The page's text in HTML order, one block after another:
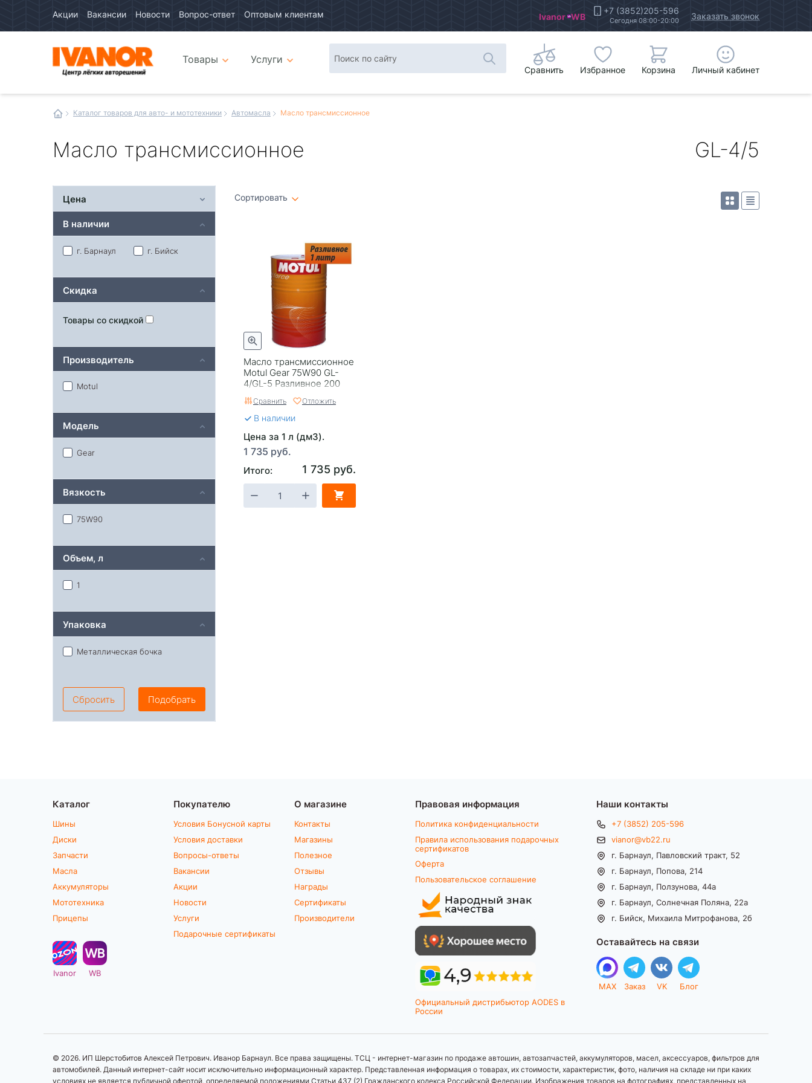
Акции Вакансии Новости Вопрос-ответ Оптовым клиентам Ivanor WB +7 (3852)205-596
Сегодня 08:00-20:00 Заказать звонок
интернетТовары
Услуги
Сравнить Избранное Корзина Личный кабинет
Каталог товаров для авто- и мототехники Автомасла Масло трансмиссионное
Масло трансмиссионное GL-4/5
Сортировать
Масло трансмиссионное
Motul Gear 75W90 GL-
4/GL-5 Разливное 200
Сравнить Отложить
В наличии
Цена за 1 л (дм3).
1 735 руб.
Итого: 1 735 руб.
Цена
В наличии
г. Барнаул г. Бийск
Скидка
Товары со скидкой
Производитель
Motul
Модель
Gear
Вязкость
75W90
Объем, л
1
Упаковка
Металлическая бочка
Сбросить Подобрать
Каталог
Шины
Диски
Запчасти
Масла
Аккумуляторы
Мототехника
Прицепы
Ivanor WB
Покупателю
Условия Бонусной карты
Условия доставки
Вопросы-ответы
Вакансии
Акции
Новости
Услуги
Подарочные сертификаты
О магазине
Контакты
Магазины
Полезное
Отзывы
Награды
Сертификаты
Производители
Правовая информация
Политика конфиденциальности
Правила использования подарочных
сертификатов
Оферта
Пользовательское соглашение
Официальный дистрибьютор AODES в
России
Наши контакты
+7 (3852) 205-596
vianor@vb22.ru
г. Барнаул, Павловский тракт, 52
г. Барнаул, Попова, 214
г. Барнаул, Ползунова, 44а
г. Барнаул, Солнечная Поляна, 22а
г. Бийск, Михаила Митрофанова, 2б
Оставайтесь на связи
MAX Заказ VK Блог
© 2026. ИП Шерстобитов Алексей Петрович. Иванор Барнаул. Все права защищены. ТСЦ - интернет-магазин по продаже автошин, автозапчастей, аккумуляторов, масел, аксессуаров, фильтров для
автомобилей. Данный интернет-сайт носит исключительно информационный характер. Представленная информация о товарах, их стоимости, характеристик, фото, наличия на складе ни при каких
условиях не является публичной офертой, определяемой положениями Статьи 437 (2) Гражданского кодекса Российской Федерации. Изображения товаров на фотографиях, представленных на